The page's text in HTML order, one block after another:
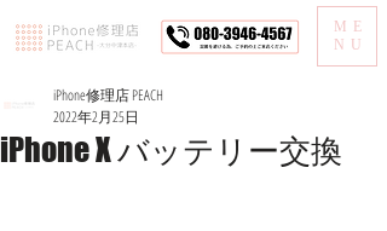
ME
NU
iPhone X バッテリー交換
iPhone修理店 PEACH
2022年2月25日